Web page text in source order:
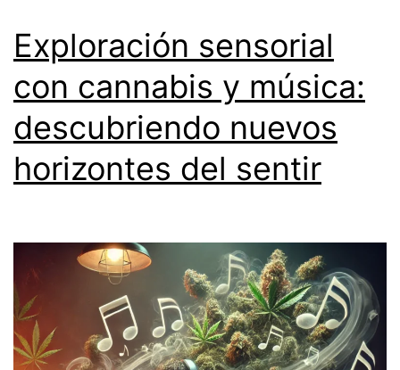
Exploración sensorial
con cannabis y música:
descubriendo nuevos
horizontes del sentir